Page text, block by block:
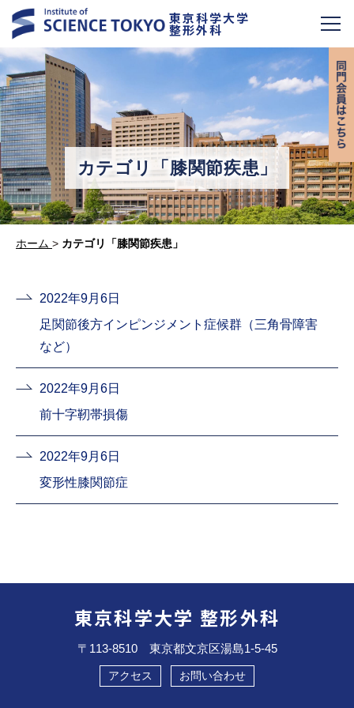
東京科学大学
整形外科
カテゴリ「膝関節疾患」
ホーム > カテゴリ「膝関節疾患」
2022年9月6日
足関節後方インピンジメント症候群（三角骨障害
など）
2022年9月6日
前十字靭帯損傷
2022年9月6日
変形性膝関節症
東京科学大学 整形外科
〒113-8510 東京都文京区湯島1-5-45
アクセス お問い合わせ